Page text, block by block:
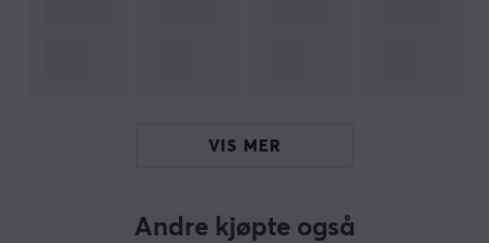
VIS MER
Andre kjøpte også